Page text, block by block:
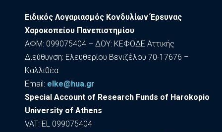
Ειδικός Λογαριασμός Κονδυλίων Έρευνας
Χαροκοπείου Πανεπιστημίου
ΑΦΜ: 099075404 – ΔΟΥ: ΚΕΦΟΔΕ Αττικής
Διεύθυνση: Ελευθερίου Βενιζέλου 70-17676 –
Καλλιθέα
Εmail: elke@hua.gr
Special Account of Research Funds of Harokopio
University of Athens
VAT: EL 099075404